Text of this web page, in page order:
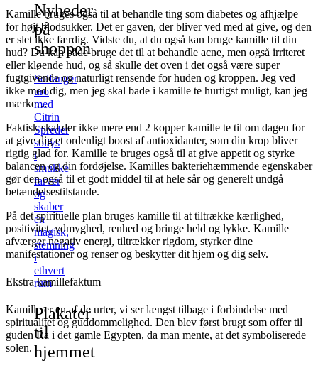
Nyheder
på
shoppen
Solfanger
uro
med
Citrin
Spreder
sollys
i
smukke
farver
og
skaber
en
magisk,
stemning
i
ethvert
rum
Plakater
til
hjemmet
Kamille bruges også til at behandle ting som diabetes og afhjælpe
for højt blodsukker. Det er gaven, der bliver ved med at give, og den
er slet ikke færdig. Vidste du, at du også kan bruge kamille til din
hud? Du kan både bruge det til at behandle acne, men også irriteret
eller kløende hud, og så skulle det oven i det også være super
fugtgivende og naturligt rensende for huden og kroppen. Jeg ved
ikke med dig, men jeg skal bade i kamille te hurtigst muligt, kan jeg
mærke…
Faktisk skal der ikke mere end 2 kopper kamille te til om dagen for
at give dig et ordenligt boost af antioxidanter, som din krop bliver
rigtig glad for. Kamille te bruges også til at give appetit og styrke
balancen og din fordøjelse. Kamilles bakteriehæmmende egenskaber
gør den også til et godt middel til at hele sår og generelt undgå
betændelsestilstande.
På det spirituelle plan bruges kamille til at tiltrække kærlighed,
positivitet, ydmyghed, renhed og bringe held og lykke. Kamille
afværger negativ energi, tiltrækker rigdom, styrker dine
manifestationer og renser og beskytter dit hjem og dig selv.
Ekstra kamillefaktum
Kamille er en af de urter, vi ser længst tilbage i forbindelse med
spiritualitet og guddommelighed. Den blev først brugt som offer til
guden Ra i det gamle Egypten, da man mente, at det symboliserede
solen.